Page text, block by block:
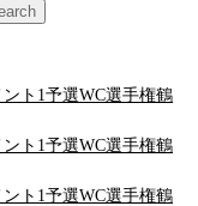
ト1予選WC選手権鶴
ト1予選WC選手権鶴
ト1予選WC選手権鶴